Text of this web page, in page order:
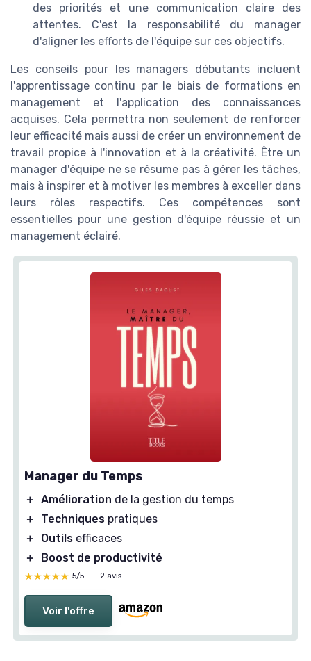
des priorités et une communication claire des
attentes. C'est la responsabilité du manager
d'aligner les efforts de l'équipe sur ces objectifs.
Les conseils pour les managers débutants incluent
l'apprentissage continu par le biais de formations en
management et l'application des connaissances
acquises. Cela permettra non seulement de renforcer
leur efficacité mais aussi de créer un environnement de
travail propice à l'innovation et à la créativité. Être un
manager d'équipe ne se résume pas à gérer les tâches,
mais à inspirer et à motiver les membres à exceller dans
leurs rôles respectifs. Ces compétences sont
essentielles pour une gestion d'équipe réussie et un
management éclairé.
Manager du Temps
＋ Amélioration de la gestion du temps
＋
Techniques pratiques
＋
Outils efficaces
＋
Boost de productivité
★★★★★
★★★★★ 5/5 — 2 avis
Voir l'offre